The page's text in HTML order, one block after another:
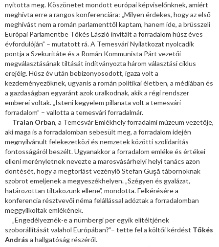
nyitotta meg. Köszönetet mondott európai képviselőnknek, amiért
meghívta erre a rangos konferenciára: „Milyen érdekes, hogy az első
meghívást nem a román parlamenttől kaptam, hanem ide, a brüsszeli
Európai Parlamentbe Tőkés László invitált a forradalom húsz éves
évfordulóján” – mutatott rá. A Temesvári Nyilatkozat nyolcadik
pontja a Szekuritáte és a Román Kommunista Párt vezetői
megválasztásának tiltását indítványozta három választási ciklus
erejéig. Húsz év után bebizonyosodott, igaza volt a
kezdeményezőknek, ugyanis a román politikai életben, a médiában és
a gazdaságban egyaránt azok uralkodnak, akik a régi rendszer
emberei voltak. „Isteni kegyelem pillanata volt a temesvári
forradalom” – vallotta a temesvári forradalmár.
Traian Orban, a Temesvár Emlékhely forradalmi múzeum vezetője,
aki maga is a forradalomban sebesült meg, a forradalom idején
megnyilvánult felekezetközi és nemzetek közötti szolidaritás
fontosságáról beszélt. Ugyanakkor a forradalom emléke és értékei
elleni merényletnek nevezte a marosvásárhelyi helyi tanács azon
döntését, hogy a megtorlást vezénylő Stefan Guşă tábornoknak
szobrot emeljenek a megyeszékhelyen. „Szégyen és gyalázat,
határozottan tiltakozunk ellene”, mondotta. Felkérésére a
konferencia résztvevői néma felállással adóztak a forradalomban
meggyilkoltak emlékének.
„Engedélyeznék-e a nürnbergi per egyik elítéltjének
szoborállítását valahol Európában?”– tette fel a költői kérdést Tőkés
András a hallgatóság részéről.